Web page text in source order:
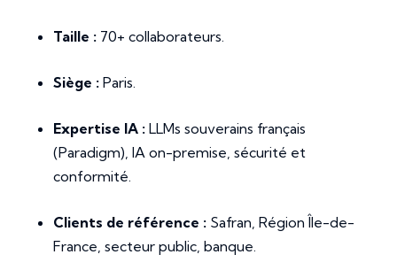
Taille : 70+ collaborateurs.
Siège : Paris.
Expertise IA : LLMs souverains français
(Paradigm), IA on-premise, sécurité et
conformité.
Clients de référence : Safran, Région Île-de-
France, secteur public, banque.